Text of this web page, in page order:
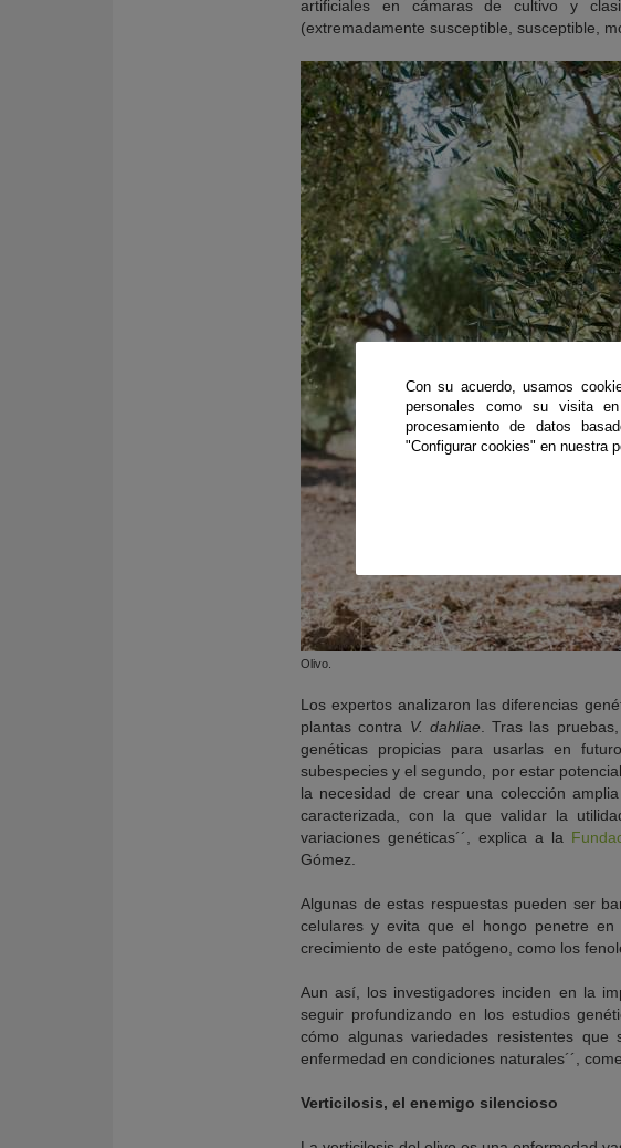
artificiales en cámaras de cultivo y
(extremadamente susceptible, susceptible,
Olivo.
Los expertos analizaron las diferencias
plantas contra V. dahliae . Tras las
genéticas propicias para usarlas en
subespecies y el segundo, por estar
la necesidad de crear una colección
caracterizada, con la que validar la
variaciones genéticas´´, explica a la
Gómez.
Algunas de estas respuestas pueden ser
celulares y evita que el hongo penetre
crecimiento de este patógeno, como los
Aun así, los investigadores inciden en la
seguir profundizando en los estudios
cómo algunas variedades resistentes
enfermedad en condiciones naturales´´,
Verticilosis, el enemigo silencioso
Con su acuerdo, usamos
personales como su visita
procesamiento de datos
"Configurar cookies" en nuestra